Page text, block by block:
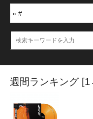
週間ランキング